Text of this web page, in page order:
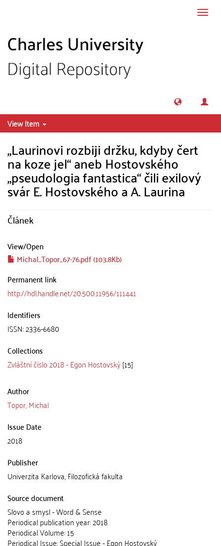
View Item
„Laurinovi rozbiji držku, kdyby čert
na koze jel“ aneb Hostovského
„pseudologia fantastica“ čili exilový
svár E. Hostovského a A. Laurina
Článek
View/Open
Michal_Topor_67-76.pdf (103.8Kb)
Permanent link
http://hdl.handle.net/20.500.11956/111441
Identifiers
ISSN: 2336-6680
Collections
Zvláštní číslo 2018 - Egon Hostovský[15]
Author
Topor, Michal
Issue Date
2018
Publisher
Univerzita Karlova, Filozofická fakulta
Source document
Slovo a smysl - Word & Sense
Periodical publication year: 2018
Periodical Volume: 15
Periodical Issue: Special Issue - Egon Hostovský